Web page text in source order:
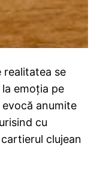
realitatea se
emoția pe
anumite
cu
clujean